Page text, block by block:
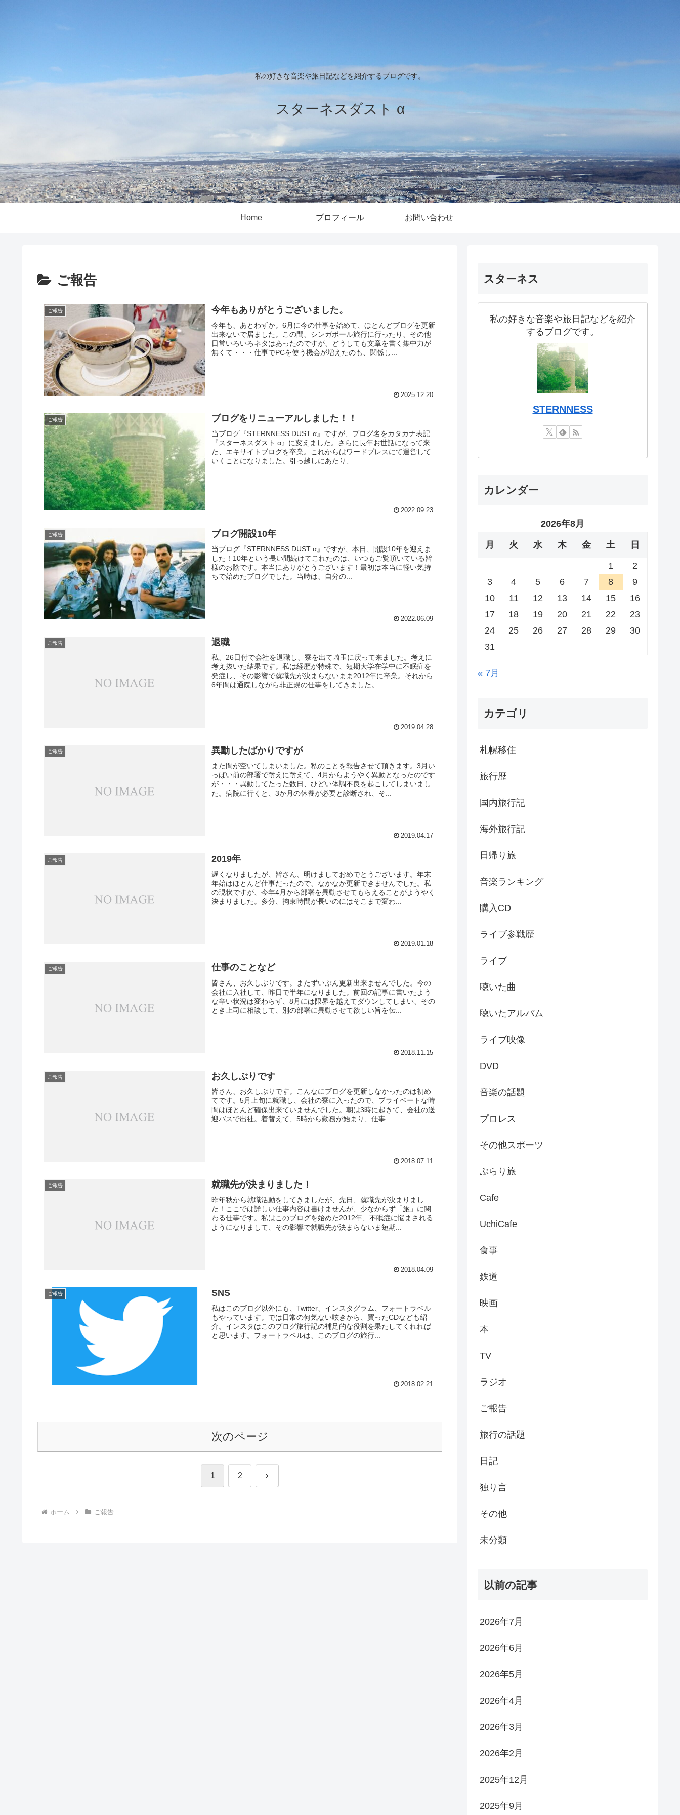
私の好きな音楽や旅日記などを紹介するブログです。
スターネスダスト α
Home プロフィール お問い合わせ
ご報告
ご報告 今年もありがとうございました。
今年も、あとわずか。6月に今の仕事を始めて、ほとんどブログを更新
出来ないで居ました。この間、シンガポール旅行に行ったり、その他
日常いろいろネタはあったのですが、どうしても文章を書く集中力が
無くて・・・仕事でPCを使う機会が増えたのも、関係し...
2025.12.20
ご報告 ブログをリニューアルしました！！
当ブログ『STERNNESS DUST α』ですが、ブログ名をカタカナ表記
『スターネスダスト α』に変えました。さらに長年お世話になって来
た、エキサイトブログを卒業。これからはワードプレスにて運営して
いくことになりました。引っ越しにあたり、...
2022.09.23
ご報告 ブログ開設10年
当ブログ『STERNNESS DUST α』ですが、本日、開設10年を迎えま
した！10年という長い間続けてこれたのは、いつもご覧頂いている皆
様のお陰です。本当にありがとうございます！最初は本当に軽い気持
ちで始めたブログでした。当時は、自分の...
2022.06.09
ご報告 退職
私、26日付で会社を退職し、寮を出て埼玉に戻って来ました。考えに
考え抜いた結果です。私は経歴が特殊で、短期大学在学中に不眠症を
発症し、その影響で就職先が決まらないまま2012年に卒業。それから
6年間は通院しながら非正規の仕事をしてきました。...
2019.04.28
ご報告 異動したばかりですが
また間が空いてしまいました。私のことを報告させて頂きます。3月い
っぱい前の部署で耐えに耐えて、4月からようやく異動となったのです
が・・・異動してたった数日、ひどい体調不良を起こしてしまいまし
た。病院に行くと、3か月の休養が必要と診断され、そ...
2019.04.17
ご報告 2019年
遅くなりましたが、皆さん、明けましておめでとうございます。年末
年始はほとんど仕事だったので、なかなか更新できませんでした。私
の現状ですが、今年4月から部署を異動させてもらえることがようやく
決まりました。多分、拘束時間が長いのにはそこまで変わ...
2019.01.18
ご報告 仕事のことなど
皆さん、お久しぶりです。またずいぶん更新出来ませんでした。今の
会社に入社して、昨日で半年になりました。前回の記事に書いたよう
な辛い状況は変わらず、8月には限界を越えてダウンしてしまい、その
とき上司に相談して、別の部署に異動させて欲しい旨を伝...
2018.11.15
ご報告 お久しぶりです
皆さん、お久しぶりです。こんなにブログを更新しなかったのは初め
てです。5月上旬に就職し、会社の寮に入ったので、プライベートな時
間はほとんど確保出来ていませんでした。朝は3時に起きて、会社の送
迎バスで出社。着替えて、5時から勤務が始まり、仕事...
2018.07.11
ご報告 就職先が決まりました！
昨年秋から就職活動をしてきましたが、先日、就職先が決まりまし
た！ここでは詳しい仕事内容は書けませんが、少なからず「旅」に関
わる仕事です。私はこのブログを始めた2012年、不眠症に悩まされる
ようになりまして、その影響で就職先が決まらないま短期...
2018.04.09
ご報告 SNS
私はこのブログ以外にも、Twitter、インスタグラム、フォートラベル
もやっています。では日常の何気ない呟きから、買ったCDなども紹
介。インスタはこのブログ旅行記の補足的な役割を果たしてくれれば
と思います。フォートラベルは、このブログの旅行...
2018.02.21
次のページ
1 2 次
ホーム ご報告
スターネス
私の好きな音楽や旅日記などを紹介
するブログです。
STERNNESS
カレンダー
2026年8月
月 火 水 木 金 土 日
1
2
3
4 5 6 7 8
9
10
11 12 13 14 15
16
17
18 19 20 21 22
23
24
25 26 27 28 29
30
31
« 7月
カテゴリ
札幌移住
旅行歴
国内旅行記
海外旅行記
日帰り旅
音楽ランキング
購入CD
ライブ参戦歴
ライブ
聴いた曲
聴いたアルバム
ライブ映像
DVD
音楽の話題
プロレス
その他スポーツ
ぶらり旅
Cafe
UchiCafe
食事
鉄道
映画
本
TV
ラジオ
ご報告
旅行の話題
日記
独り言
その他
未分類
以前の記事
2026年7月
2026年6月
2026年5月
2026年4月
2026年3月
2026年2月
2025年12月
2025年9月